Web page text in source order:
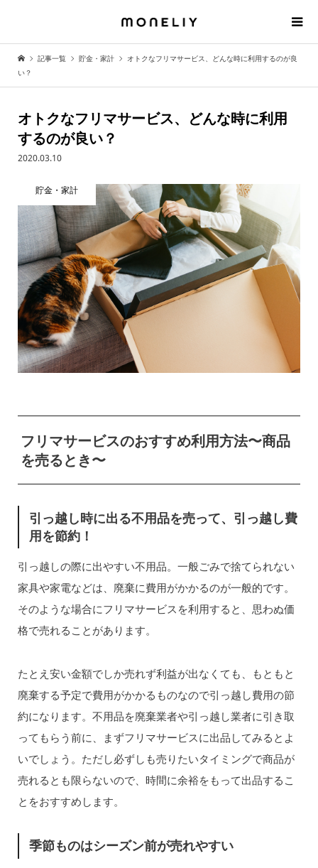
記事一覧 貯金・家計
オトクなフリマサービス、どんな時に利用するのが良
い？
オトクなフリマサービス、どんな時に利用
するのが良い？
2020.03.10
貯金・家計
フリマサービスのおすすめ利用方法〜商品
を売るとき〜
引っ越し時に出る不用品を売って、引っ越し費
用を節約！
引っ越しの際に出やすい不用品。一般ごみで捨てられない
家具や家電などは、廃棄に費用がかかるのが一般的です。
そのような場合にフリマサービスを利用すると、思わぬ価
格で売れることがあります。
たとえ安い金額でしか売れず利益が出なくても、もともと
廃棄する予定で費用がかかるものなので引っ越し費用の節
約になります。不用品を廃棄業者や引っ越し業者に引き取
ってもらう前に、まずフリマサービスに出品してみるとよ
いでしょう。ただし必ずしも売りたいタイミングで商品が
売れるとも限らないので、時間に余裕をもって出品するこ
とをおすすめします。
季節ものはシーズン前が売れやすい